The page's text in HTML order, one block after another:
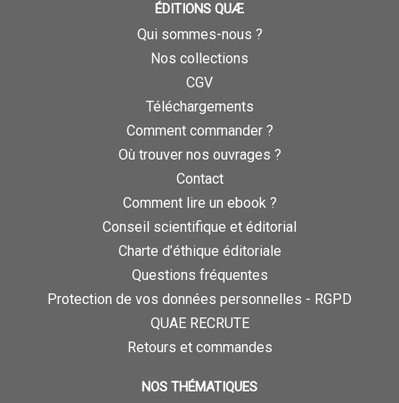
ÉDITIONS QUÆ
Qui sommes-nous ?
Nos collections
CGV
Téléchargements
Comment commander ?
Où trouver nos ouvrages ?
Contact
Comment lire un ebook ?
Conseil scientifique et éditorial
Charte d’éthique éditoriale
Questions fréquentes
Protection de vos données personnelles - RGPD
QUAE RECRUTE
Retours et commandes
NOS THÉMATIQUES